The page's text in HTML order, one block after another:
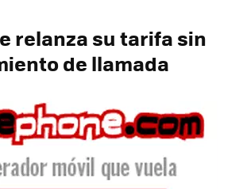
relanza su tarifa sin
de llamada